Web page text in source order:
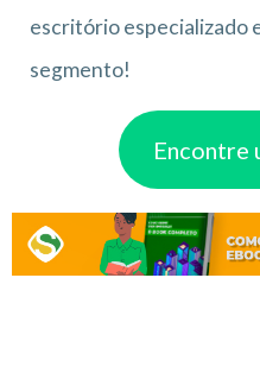
escritório especializado
segmento!
Encontre